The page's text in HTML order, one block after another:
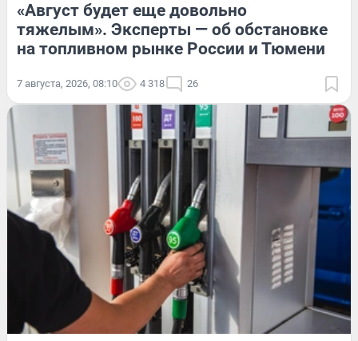
«Август будет еще довольно
тяжелым». Эксперты — об обстановке
на топливном рынке России и Тюмени
7 августа, 2026, 08:10 4 318 26